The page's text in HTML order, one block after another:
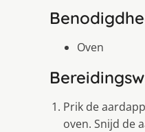
Oven
Prik de
oven. Snijd de